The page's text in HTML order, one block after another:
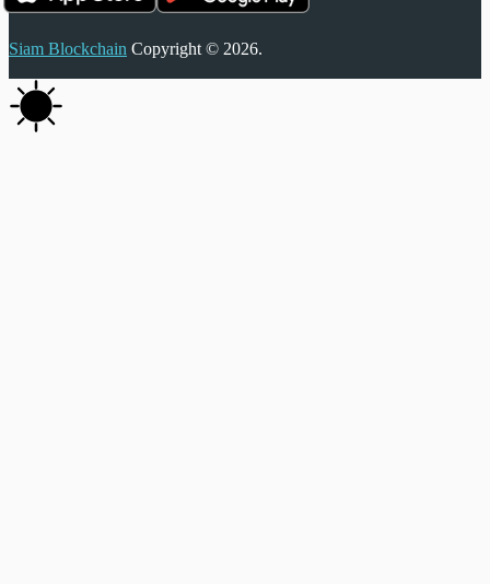
Siam Blockchain Copyright © 2026.